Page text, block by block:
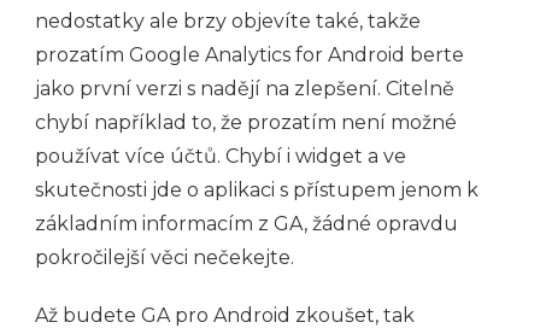
nedostatky ale brzy objevíte také, takže
prozatím Google Analytics for Android berte
jako první verzi s nadějí na zlepšení. Citelně
chybí například to, že prozatím není možné
používat více účtů. Chybí i widget a ve
skutečnosti jde o aplikaci s přístupem jenom k
základním informacím z GA, žádné opravdu
pokročilejší věci nečekejte.
Až budete GA pro Android zkoušet, tak